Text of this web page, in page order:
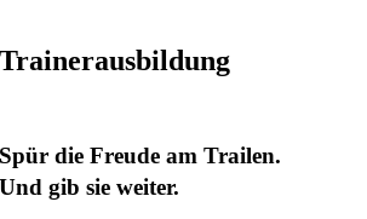
Trainerausbildung
Spür die Freude am Trailen.
Und gib sie weiter.